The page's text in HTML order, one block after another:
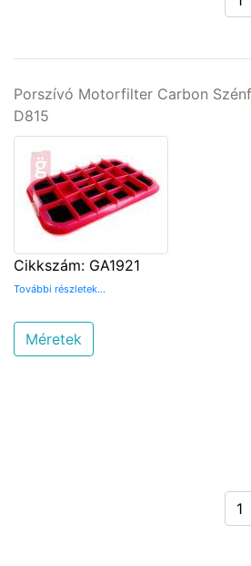
Porszívó Motorfilter Carbon
D815
Cikkszám: GA1921
További részletek...
Méretek